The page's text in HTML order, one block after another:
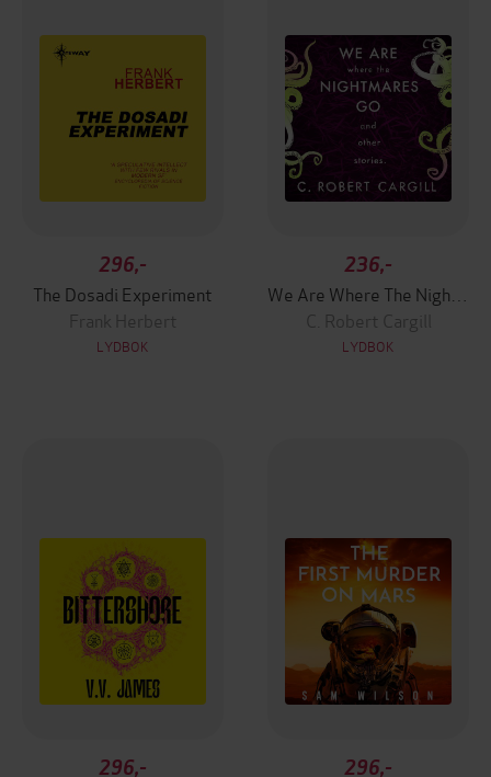
296,-
The Dosadi Experiment
Frank Herbert
LYDBOK
236,-
C. Robert Cargill
LYDBOK
296,-
296,-